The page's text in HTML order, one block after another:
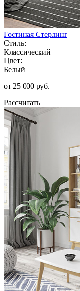
Гостиная Стерлинг
Стиль:
Классический
Цвет:
Белый
от 25 000 руб.
Рассчитать